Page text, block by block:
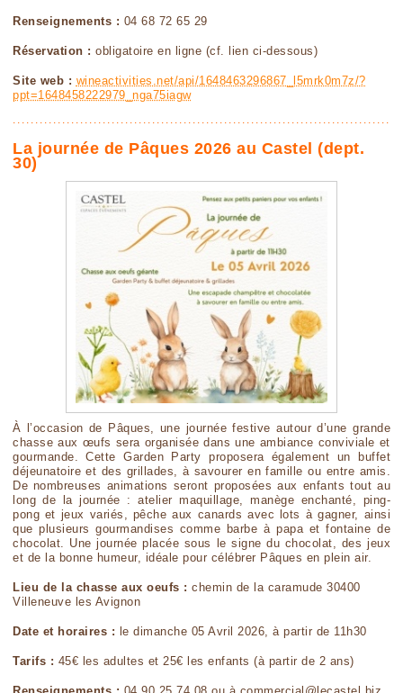
Renseignements : 04 68 72 65 29
Réservation : obligatoire en ligne (cf. lien ci-dessous)
Site web : wineactivities.net/api/1648463296867_l5mrk0m7z/?
ppt=1648458222979_nga75iagw
La journée de Pâques 2026 au Castel (dept.
30)
À l’occasion de Pâques, une journée festive autour d’une grande
chasse aux œufs sera organisée dans une ambiance conviviale et
gourmande. Cette Garden Party proposera également un buffet
déjeunatoire et des grillades, à savourer en famille ou entre amis.
De nombreuses animations seront proposées aux enfants tout au
long de la journée : atelier maquillage, manège enchanté, ping-
pong et jeux variés, pêche aux canards avec lots à gagner, ainsi
que plusieurs gourmandises comme barbe à papa et fontaine de
chocolat. Une journée placée sous le signe du chocolat, des jeux
et de la bonne humeur, idéale pour célébrer Pâques en plein air.
Lieu de la chasse aux oeufs : chemin de la caramude 30400
Villeneuve les Avignon
Date et horaires : le dimanche 05 Avril 2026, à partir de 11h30
Tarifs : 45€ les adultes et 25€ les enfants (à partir de 2 ans)